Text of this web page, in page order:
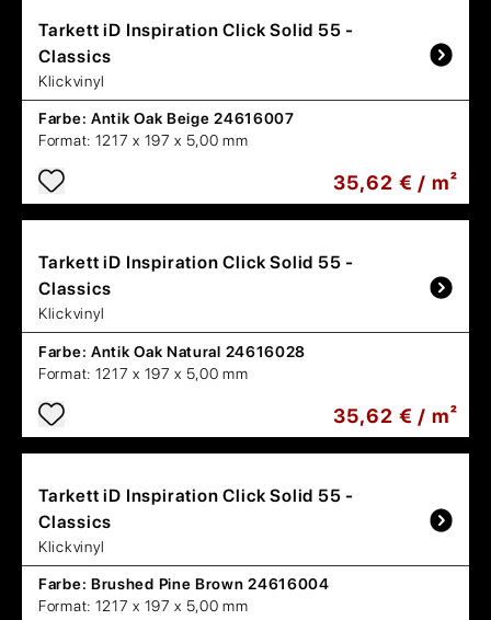
Tarkett iD Inspiration Click Solid 55 -
Classics
Klickvinyl
Farbe: Antik Oak Beige 24616007
Format: 1217 x 197 x 5,00 mm
35,62 € / m²
Tarkett iD Inspiration Click Solid 55 -
Classics
Klickvinyl
Farbe: Antik Oak Natural 24616028
Format: 1217 x 197 x 5,00 mm
35,62 € / m²
Tarkett iD Inspiration Click Solid 55 -
Classics
Klickvinyl
Farbe: Brushed Pine Brown 24616004
Format: 1217 x 197 x 5,00 mm